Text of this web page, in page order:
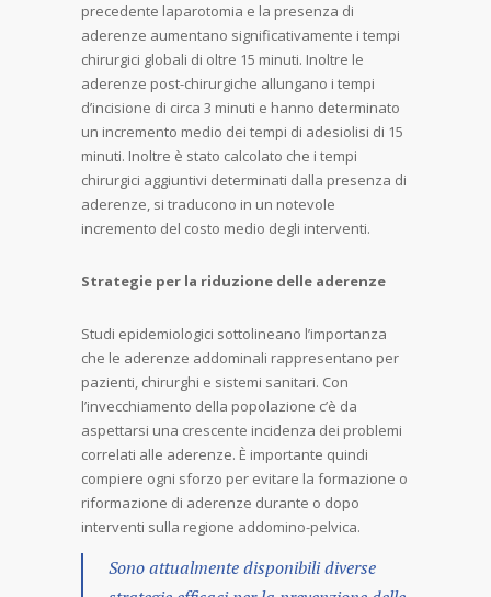
precedente laparotomia e la presenza di
aderenze aumentano significativamente i tempi
chirurgici globali di oltre 15 minuti. Inoltre le
aderenze post-chirurgiche allungano i tempi
d’incisione di circa 3 minuti e hanno determinato
un incremento medio dei tempi di adesiolisi di 15
minuti. Inoltre è stato calcolato che i tempi
chirurgici aggiuntivi determinati dalla presenza di
aderenze, si traducono in un notevole
incremento del costo medio degli interventi.
Strategie per la riduzione delle aderenze
Studi epidemiologici sottolineano l’importanza
che le aderenze addominali rappresentano per
pazienti, chirurghi e sistemi sanitari. Con
l’invecchiamento della popolazione c’è da
aspettarsi una crescente incidenza dei problemi
correlati alle aderenze. È importante quindi
compiere ogni sforzo per evitare la formazione o
riformazione di aderenze durante o dopo
interventi sulla regione addomino-pelvica.
Sono attualmente disponibili diverse